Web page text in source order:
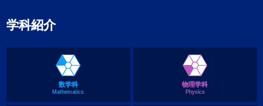
学科紹介
数学科
Mathematics
物理学科
Physics